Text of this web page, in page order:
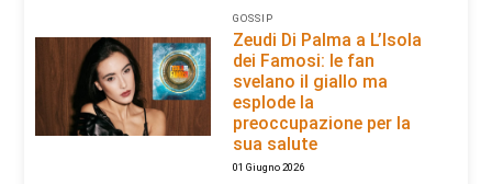
GOSSIP
Zeudi Di Palma a L’Isola
dei Famosi: le fan
svelano il giallo ma
esplode la
preoccupazione per la
sua salute
01 Giugno 2026